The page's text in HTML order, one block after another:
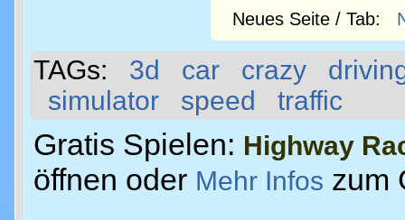
Neues Seite / Tab:
TAGs: 3d car crazy
simulator
speed traffic
Gratis Spielen: Highway
öffnen oder Mehr Infos zum